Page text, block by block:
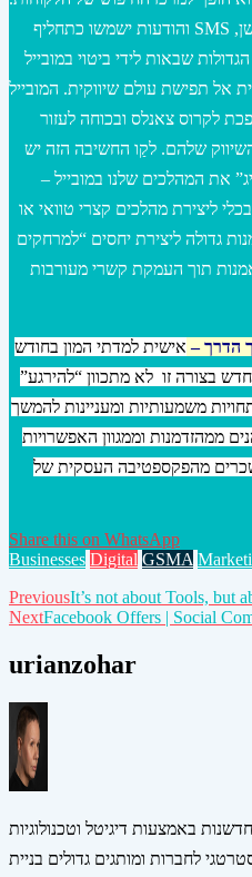
סביר להניח כי פתרונות של נוטיפיקישן, SMS והודעות ישמשו כתחליף
שבאות לידי ביטוי במובייל
אל תפישת עולם שיווקית. המובייל
לקרוס צאנלס ובכוחה לעזור
שלהם. לקַו החשיבה הזה יש
את המהלכים שלנו במובייל –
ליצירת מהלכים קצרי טוואי או
גדולה ליצירת יחסים “למרחקים
תוך העמקת קשרי מעורבות
הדרך– אישית למדתי המון בחודש
בצורה זו לא מתכוון “להירגע”
משמעותיות ומעניינות להמשך
ממהזדמנות וממגוון האפשרויות
מהפקספטיבה העסקית של
Share this on WhatsApp
Businesses Digital GSMA
Post
navigation
PreviousIt’s not about Tools, but
NextFacebook Offers | Social
urianzohar
באמצעות דיגיטל וטכנולוגיות
לחברות ומותגים גדולים בניית